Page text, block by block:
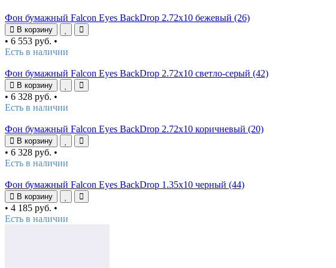
Фон бумажный Falcon Eyes BackDrop 2.72x10 бежевый (26)
В корзину
• 6 553 руб. •
Есть в наличии
Фон бумажный Falcon Eyes BackDrop 2.72x10 светло-серый (42)
В корзину
• 6 328 руб. •
Есть в наличии
Фон бумажный Falcon Eyes BackDrop 2.72x10 коричневый (20)
В корзину
• 6 328 руб. •
Есть в наличии
Фон бумажный Falcon Eyes BackDrop 1.35x10 черный (44)
В корзину
• 4 185 руб. •
Есть в наличии